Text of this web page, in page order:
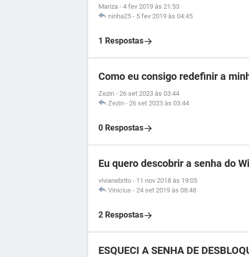
Mariza - 4 fev 2019 às 21:53
ninha25 - 5 fev 2019 às 04:45
1 Respostas
Como eu consigo redefinir a
Zezin - 26 set 2023 às 03:44
Zezin - 26 set 2023 às 03:44
0 Respostas
Eu quero descobrir a senha do
vivianebrito - 11 nov 2018 às 19:05
Vinicius - 24 set 2019 às 08:48
2 Respostas
ESQUECI A SENHA DE